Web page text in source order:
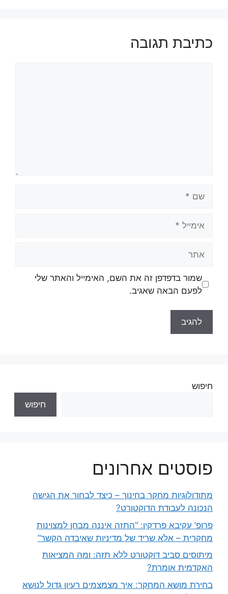
כתיבת תגובה
שמור בדפדפן זה את השם, האימייל והאתר שלי
לפעם הבאה שאגיב.
חיפוש
חיפוש
פוסטים אחרונים
מתודולוגיות מחקר בחינוך – כיצד לבחור את הגישה
הנכונה לעבודת הדוקטורט?
פרופ’ עקיבא פרדקין: “התזה איננה מבחן למצוינות
מחקרית – אלא שריד של מדיניות שאיבדה הקשר”
מיתוסים סביב דוקטורט ללא תזה: ומה המציאות
האקדמית אומרת?
בחירת מושא המחקר: איך מצמצמים רעיון גדול לנושא